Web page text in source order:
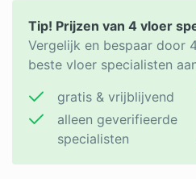
Tip! Prijzen van 4 vloer
Vergelijk en bespaar door
beste vloer specialisten
gratis & vrijblijvend
alleen geverifieerde
specialisten